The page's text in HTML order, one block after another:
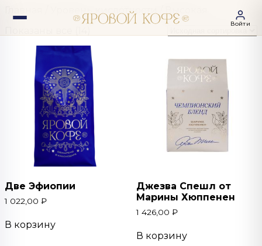
Войти
/ Уровень кислотности / Высокая
Две Эфиопии
1 022,00 ₽
В корзину
Джезва Спешл от
Марины Хюппенен
1 426,00 ₽
В корзину